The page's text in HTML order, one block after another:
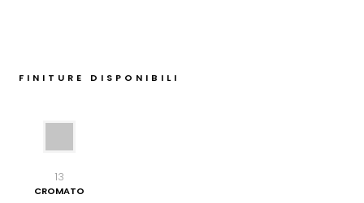
FINITURE DISPONIBILI
13
CROMATO